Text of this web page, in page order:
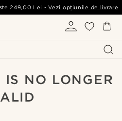
249,00 Lei -Vezi opțiunile de livrare
IS NO LONGER